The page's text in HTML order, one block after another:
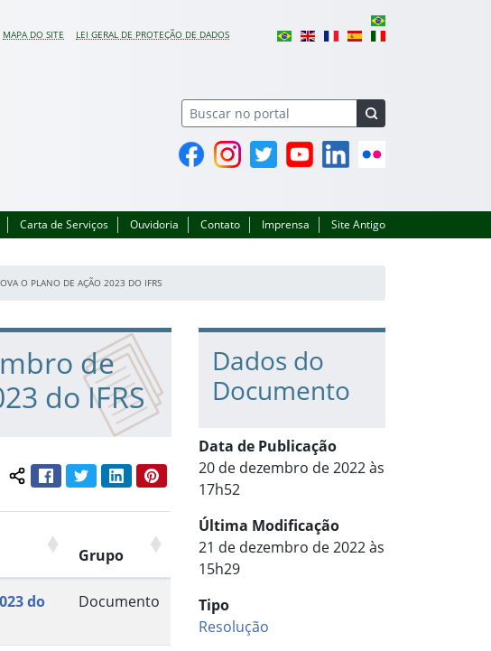
MAPA DO SITE LEI GERAL DE PROTEÇÃO DE DADOS
FacebookInstagramTwitter YouTubeLinkedin
Carta de Serviços Ouvidoria Contato Imprensa Site Antigo
O PLANO DE AÇÃO 2023 DO IFRS
de
do IFRS
Compartilhar conteúdo:
FacebookTwitterLinkedInPinterest
Grupo
do
Documento
Dados do
Documento
Data de Publicação
20 de dezembro de 2022 às
17h52
Última Modificação
21 de dezembro de 2022 às
15h29
Tipo
Resolução